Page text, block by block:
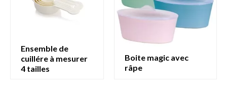
ensemble de
cuillére à mesurer
4 tailles
boite magic avec
râpe